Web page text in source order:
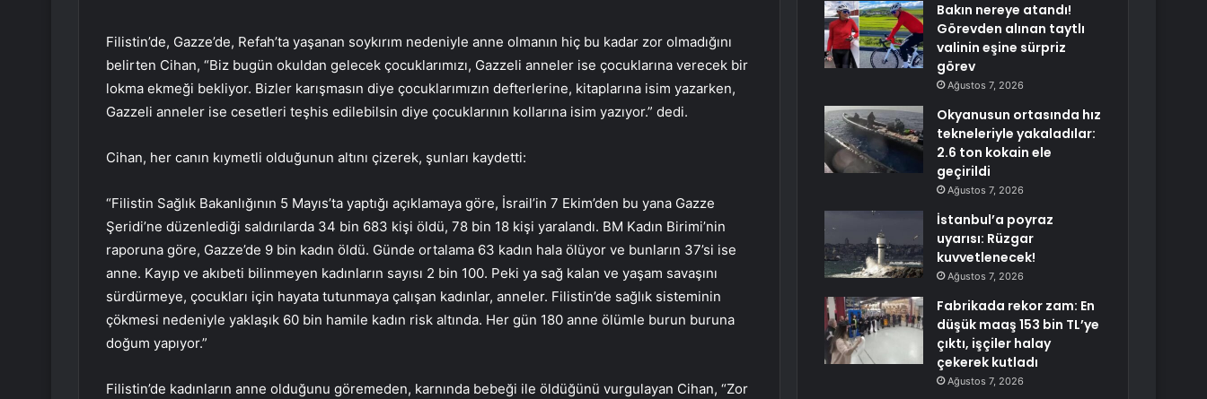
Filistin’de, Gazze’de, Refah’ta yaşanan soykırım nedeniyle anne olmanın hiç bu kadar zor olmadığını
belirten Cihan, “Biz bugün okuldan gelecek çocuklarımızı, Gazzeli anneler ise çocuklarına verecek bir
lokma ekmeği bekliyor. Bizler karışmasın diye çocuklarımızın defterlerine, kitaplarına isim yazarken,
Gazzeli anneler ise cesetleri teşhis edilebilsin diye çocuklarının kollarına isim yazıyor.” dedi.
Cihan, her canın kıymetli olduğunun altını çizerek, şunları kaydetti:
“Filistin Sağlık Bakanlığının 5 Mayıs’ta yaptığı açıklamaya göre, İsrail’in 7 Ekim’den bu yana Gazze
Şeridi’ne düzenlediği saldırılarda 34 bin 683 kişi öldü, 78 bin 18 kişi yaralandı. BM Kadın Birimi’nin
raporuna göre, Gazze’de 9 bin kadın öldü. Günde ortalama 63 kadın hala ölüyor ve bunların 37’si ise
anne. Kayıp ve akıbeti bilinmeyen kadınların sayısı 2 bin 100. Peki ya sağ kalan ve yaşam savaşını
sürdürmeye, çocukları için hayata tutunmaya çalışan kadınlar, anneler. Filistin’de sağlık sisteminin
çökmesi nedeniyle yaklaşık 60 bin hamile kadın risk altında. Her gün 180 anne ölümle burun buruna
doğum yapıyor.”
Filistin’de kadınların anne olduğunu göremeden, karnında bebeği ile öldüğünü vurgulayan Cihan, “Zor
Bakın nereye atandı!
Görevden alınan taytlı
valinin eşine sürpriz
görev
Ağustos 7, 2026
Okyanusun ortasında hız
tekneleriyle yakaladılar:
2.6 ton kokain ele
geçirildi
Ağustos 7, 2026
İstanbul’a poyraz
uyarısı: Rüzgar
kuvvetlenecek!
Ağustos 7, 2026
Fabrikada rekor zam: En
düşük maaş 153 bin TL’ye
çıktı, işçiler halay
çekerek kutladı
Ağustos 7, 2026